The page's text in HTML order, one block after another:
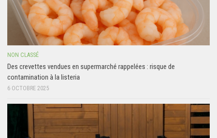
NON CLASSÉ
Des crevettes vendues en supermarché rappelées : risque de
contamination à la listeria
6 OCTOBRE 2025